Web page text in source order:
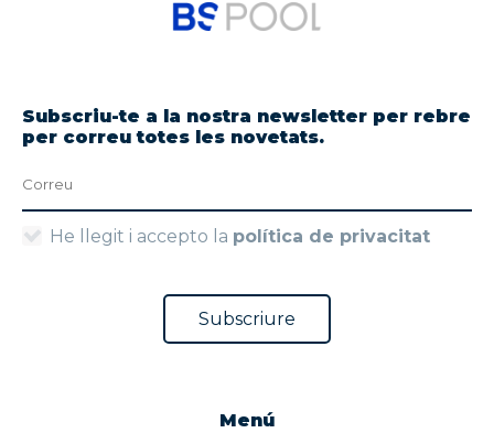
Subscriu-te a la nostra newsletter per rebre
per correu totes les novetats.
He llegit i accepto la política de privacitat
Menú